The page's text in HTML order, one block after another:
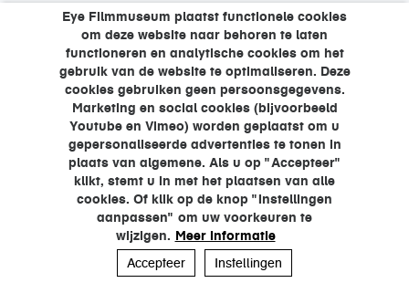
Eye Filmmuseum plaatst functionele cookies
om deze website naar behoren te laten
functioneren en analytische cookies om het
gebruik van de website te optimaliseren. Deze
cookies gebruiken geen persoonsgegevens.
Marketing en social cookies (bijvoorbeeld
Youtube en Vimeo) worden geplaatst om u
gepersonaliseerde advertenties te tonen in
plaats van algemene. Als u op "Accepteer"
klikt, stemt u in met het plaatsen van alle
cookies. Of klik op de knop "Instellingen
aanpassen" om uw voorkeuren te
wijzigen. Meer informatie
Accepteer
Instellingen
pagina's
1 2 3 4
5
6
7 8 9 …